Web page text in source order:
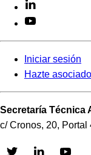
Iniciar sesión
Hazte asociado
Secretaría Técnica
c/ Cronos, 20, Portal